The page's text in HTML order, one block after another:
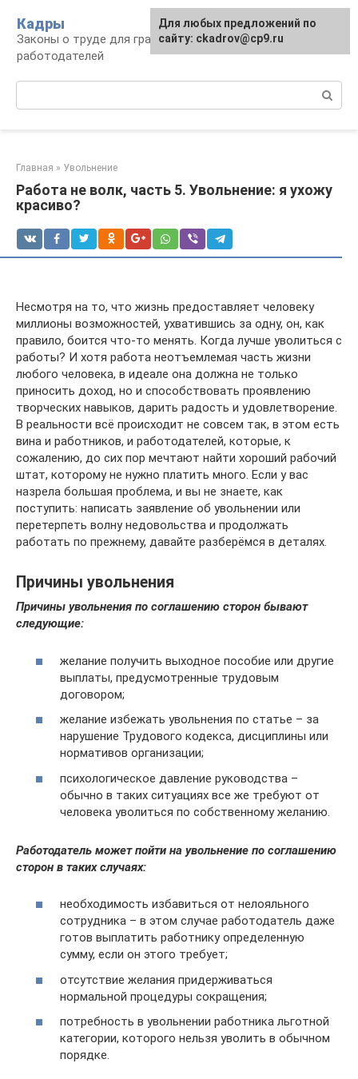
контенту
Кадры
Законы о труде для граждан и
работодателей
Главная » Увольнение
Работа не волк, часть 5. Увольнение: я ухожу
красиво?
Несмотря на то, что жизнь предоставляет человеку
миллионы возможностей, ухватившись за одну, он, как
правило, боится что-то менять. Когда лучше уволиться с
работы? И хотя работа неотъемлемая часть жизни
любого человека, в идеале она должна не только
приносить доход, но и способствовать проявлению
творческих навыков, дарить радость и удовлетворение.
В реальности всё происходит не совсем так, в этом есть
вина и работников, и работодателей, которые, к
сожалению, до сих пор мечтают найти хороший рабочий
штат, которому не нужно платить много. Если у вас
назрела большая проблема, и вы не знаете, как
поступить: написать заявление об увольнении или
перетерпеть волну недовольства и продолжать
работать по прежнему, давайте разберёмся в деталях.
Причины увольнения
Причины увольнения по соглашению сторон бывают
следующие:
желание получить выходное пособие или другие
выплаты, предусмотренные трудовым
договором;
желание избежать увольнения по статье – за
нарушение Трудового кодекса, дисциплины или
нормативов организации;
психологическое давление руководства –
обычно в таких ситуациях все же требуют от
человека уволиться по собственному желанию.
Работодатель может пойти на увольнение по соглашению
сторон в таких случаях:
необходимость избавиться от нелояльного
сотрудника – в этом случае работодатель даже
готов выплатить работнику определенную
сумму, если он этого требует;
отсутствие желания придерживаться
нормальной процедуры сокращения;
потребность в увольнении работника льготной
категории, которого нельзя уволить в обычном
порядке.
Для любых предложений по
сайту: ckadrov@cp9.ru